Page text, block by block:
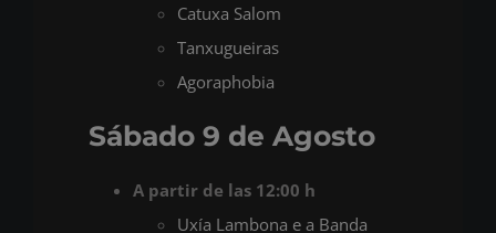
Catuxa Salom
Tanxugueiras
Agoraphobia
Sábado 9 de Agosto
A partir de las 12:00 h
Uxía Lambona e a Banda